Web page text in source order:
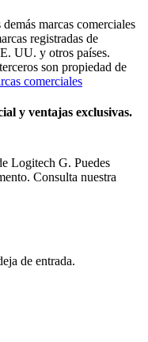
marcas comerciales
registradas de
UU. y otros países.
son propiedad de
comerciales
y ventajas exclusivas.
Logitech G. Puedes
Consulta nuestra
de entrada.